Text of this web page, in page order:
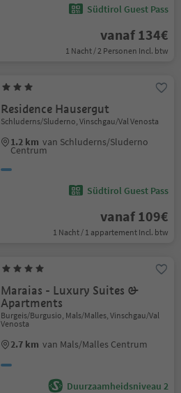
Südtirol Guest Pass
vanaf 134€
1 Nacht / 2 Personen Incl. btw
Residence Hausergut
Schluderns/Sluderno, Vinschgau/Val Venosta
1.2 km van Schluderns/Sluderno
Centrum
Südtirol Guest Pass
vanaf 109€
1 Nacht / 1 appartement Incl. btw
Maraias - Luxury Suites &
Apartments
Burgeis/Burgusio, Mals/Malles, Vinschgau/Val
Venosta
2.7 km van Mals/Malles Centrum
Duurzaamheidsniveau 2